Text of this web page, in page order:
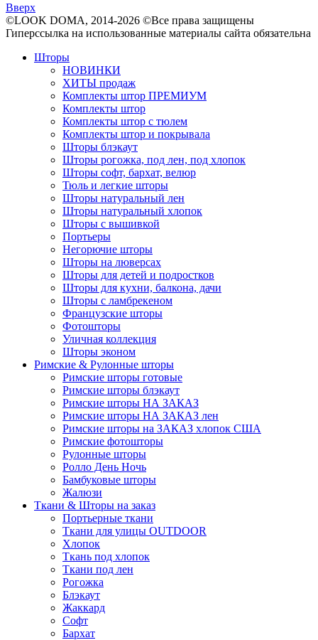
Вверх
©LOOK DOMA, 2014-2026 ©Все права защищены
Гиперссылка на использованные материалы сайта обязательна
Шторы
НОВИНКИ
ХИТЫ продаж
Комплекты штор ПРЕМИУМ
Комплекты штор
Комплекты штор с тюлем
Комплекты штор и покрывала
Шторы блэкаут
Шторы рогожка, под лен, под хлопок
Шторы софт, бархат, велюр
Тюль и легкие шторы
Шторы натуральный лен
Шторы натуральный хлопок
Шторы с вышивкой
Портьеры
Негорючие шторы
Шторы на люверсах
Шторы для детей и подростков
Шторы для кухни, балкона, дачи
Шторы с ламбрекеном
Французские шторы
Фотошторы
Уличная коллекция
Шторы эконом
Римские & Рулонные шторы
Римские шторы готовые
Римские шторы блэкаут
Римские шторы НА ЗАКАЗ
Римские шторы НА ЗАКАЗ лен
Римские шторы на ЗАКАЗ хлопок США
Римские фотошторы
Рулонные шторы
Ролло День Ночь
Бамбуковые шторы
Жалюзи
Ткани & Шторы на заказ
Портьерные ткани
Ткани для улицы OUTDOOR
Хлопок
Ткань под хлопок
Ткани под лен
Рогожка
Блэкаут
Жаккард
Софт
Бархат